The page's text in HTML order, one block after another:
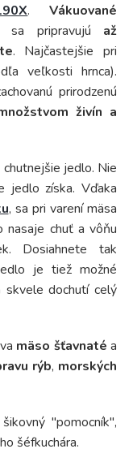
.Vákuované
sa pripravujú až
. Najčastejšie pri
veľkosti hrnca).
prirodzenú
živín a
jedlo. Nie
získa. Vďaka
, sa pri varení mäsa
nasaje chuť a vôňu
Dosiahnete tak
je tiež možné
skvele dochutí celý
mäso šťavnaté a
rýb, morských
"pomocník",
šéfkuchára.